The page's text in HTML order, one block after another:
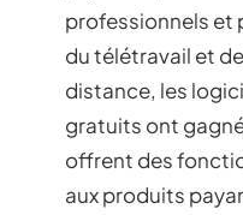
professionnels et
du télétravail et
distance, les
gratuits ont
offrent des
aux produits